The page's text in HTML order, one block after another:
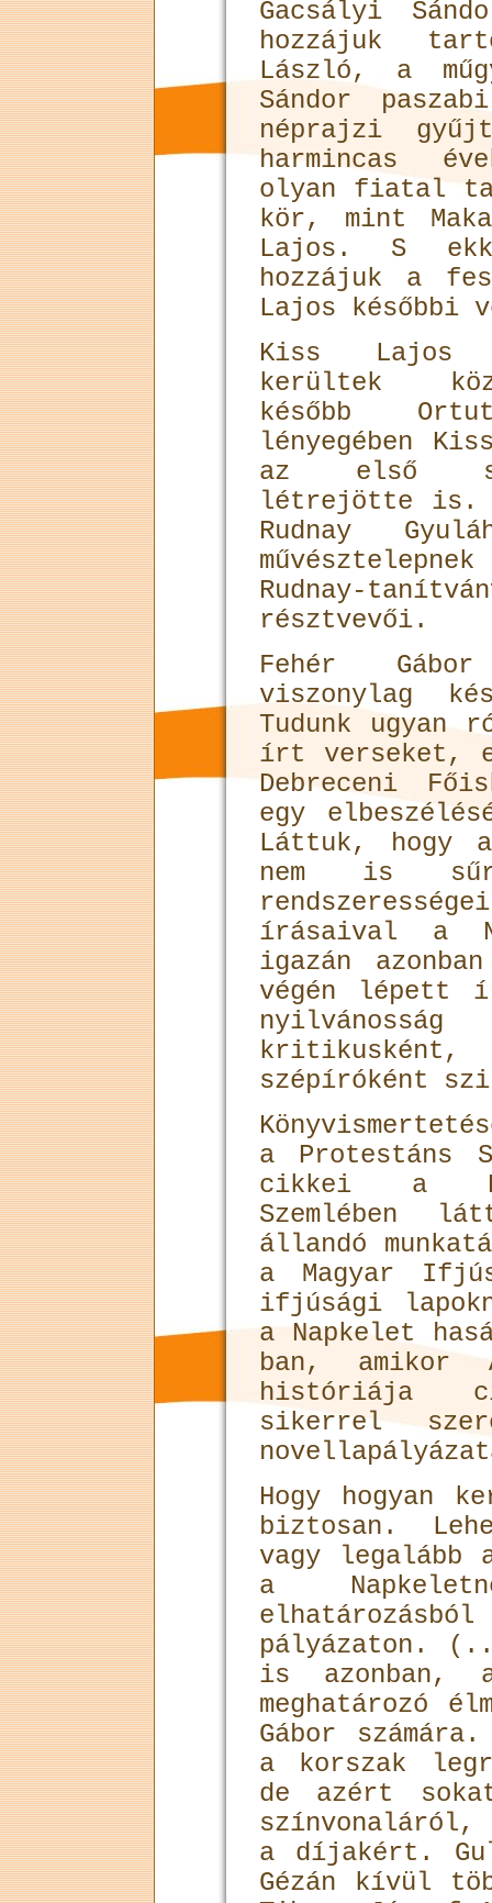
Gacsályi
hozzájuk
László, a
Sándor
néprajzi
harmincas
olyan fiatal
kör, mint
Lajos. S
hozzájuk a
Lajos későbbi
Kiss Lajos
kerültek
később
lényegében
az első
létrejötte is.
Rudnay
Rudnay-
résztvevői.
Fehér
viszonylag
Tudunk ugyan
írt verseket,
Debreceni
egy
Láttuk, hogy
nem is
írásaival a
igazán
végén lépett
szépíróként
a Protestáns
cikkei a
Szemlében
állandó
a Magyar
ifjúsági
a Napkelet
ban, amikor
históriája
sikerrel
Hogy hogyan
biztosan.
vagy legalább
a
pályázaton.
is azonban,
meghatározó
Gábor
a korszak
de azért
színvonaláról,
a díjakért.
Gézán kívül